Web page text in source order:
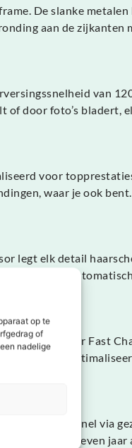
op te
of
nadelige
De slanke
aan de zijkanten
van
of door foto’s bladert,
voor
waar je ook
legt elk detail
contrast
het donker.
45W Super Fast
veilig en snel via
maar liefst zeven